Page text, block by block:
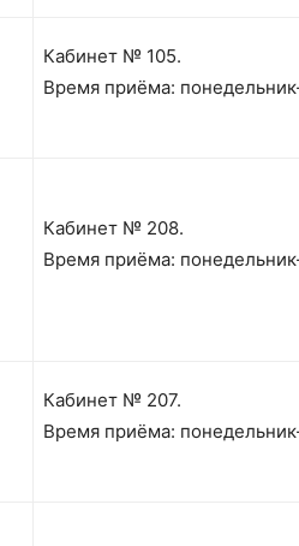
Кабинет № 105.
Время приёма:
Кабинет № 208.
Время приёма:
Кабинет № 207.
Время приёма: